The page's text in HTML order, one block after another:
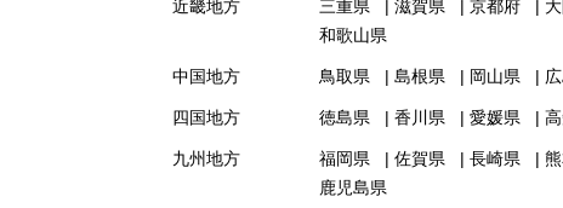
近畿地方 三重県 滋賀県 京都府
和歌山県
中国地方 鳥取県 島根県 岡山県
四国地方 徳島県 香川県 愛媛県
九州地方 福岡県 佐賀県 長崎県
鹿児島県